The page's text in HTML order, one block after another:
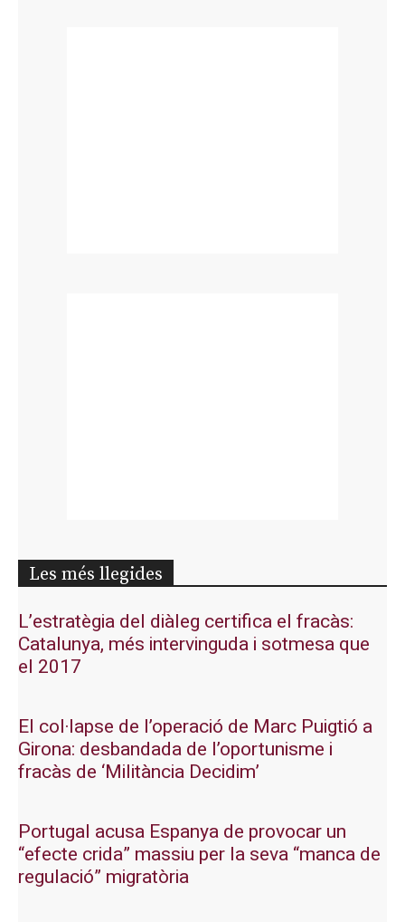
Les més llegides
L’estratègia del diàleg certifica el fracàs:
Catalunya, més intervinguda i sotmesa que
el 2017
El col·lapse de l’operació de Marc Puigtió a
Girona: desbandada de l’oportunisme i
fracàs de ‘Militància Decidim’
Portugal acusa Espanya de provocar un
“efecte crida” massiu per la seva “manca de
regulació” migratòria